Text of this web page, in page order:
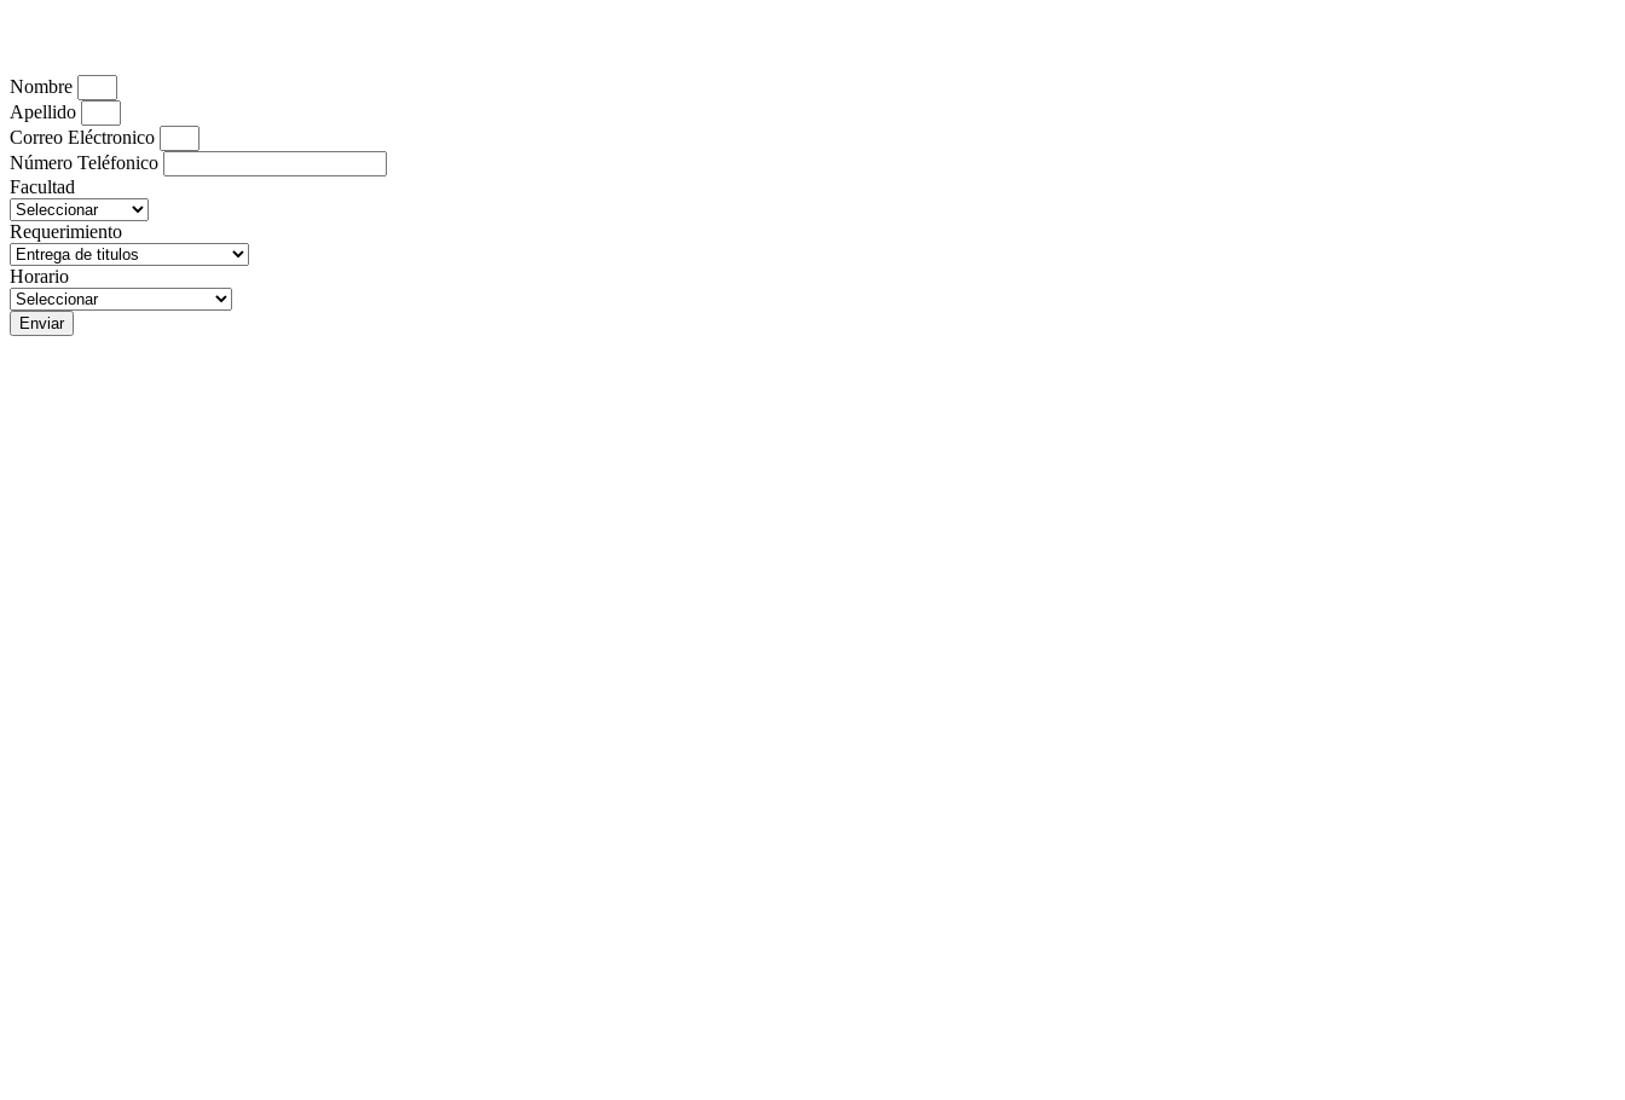
Nombre
Apellido
Correo Eléctronico
Número Teléfonico
Facultad
Requerimiento
Horario
Enviar